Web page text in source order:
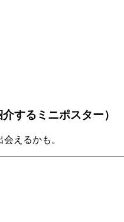
するミニポスター）
えるかも。